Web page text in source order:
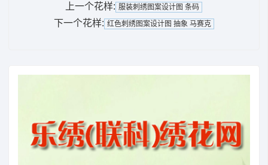
上一个花样: 服装刺绣图案设计图 条码
下一个花样: 红色刺绣图案设计图 抽象 马赛克